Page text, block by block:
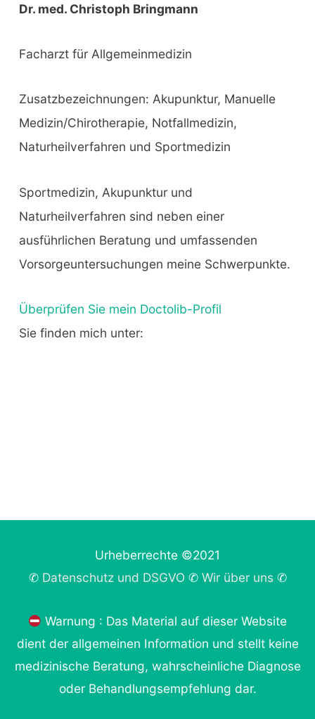
Dr. med. Christoph Bringmann
Facharzt für Allgemeinmedizin
Zusatzbezeichnungen: Akupunktur, Manuelle
Medizin/Chirotherapie, Notfallmedizin,
Naturheilverfahren und Sportmedizin
Sportmedizin, Akupunktur und
Naturheilverfahren sind neben einer
ausführlichen Beratung und umfassenden
Vorsorgeuntersuchungen meine Schwerpunkte.
Überprüfen Sie mein Doctolib-Profil
Sie finden mich unter:
Urheberrechte ©2021
✆ Datenschutz und DSGVO ✆ Wir über uns✆
Warnung : Das Material auf dieser Website
dient der allgemeinen Information und stellt keine
medizinische Beratung, wahrscheinliche Diagnose
oder Behandlungsempfehlung dar.